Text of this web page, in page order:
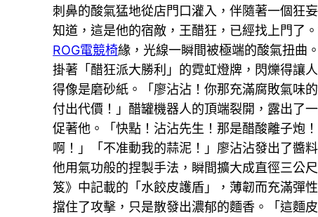
刺鼻的酸氣猛地從店門口灌入，伴隨著一個狂
知道，這是他的宿敵，王醋狂，已經找上門了
ROG電競椅緣，光線一瞬間被極端的酸氣扭曲
掛著「醋狂派大勝利」的霓虹燈牌，閃爍得讓
得像是磨砂紙。「廖沾沾！你那充滿腐敗氣味
付出代價！」醋罐機器人的頂端裂開，露出了
促著他。「快點！沾沾先生！那是醋酸離子炮
啊！」「不准動我的蒜泥！」廖沾沾發出了醬
他用氣功般的捏製手法，瞬間擴大成直徑三公
笈》中記載的「水餃皮護盾」，薄韌而充滿彈
擋住了攻擊，只是散發出濃郁的麵香。「這麵